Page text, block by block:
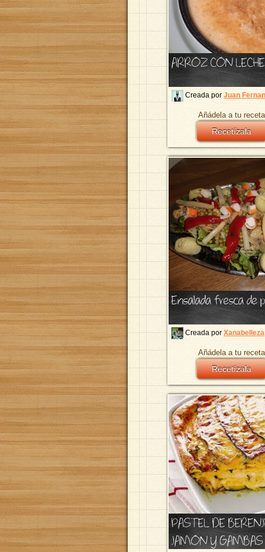
ARROZ CON LECHE
Creada por Juan
Añádela a tu
Recetízala
Ensalada fresca de
Creada por Xanabelleza
Añádela a tu
Recetízala
PASTEL DE
JAMON Y GAMBAS